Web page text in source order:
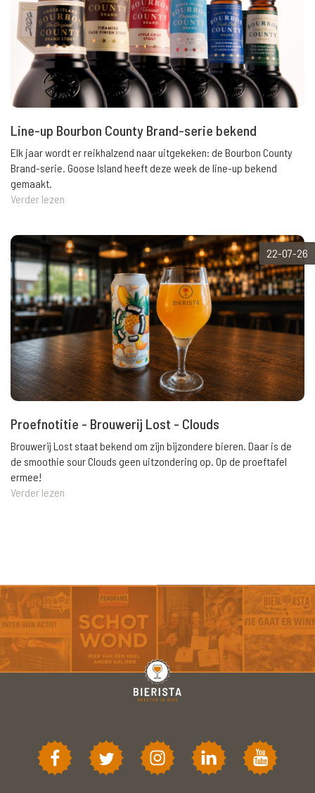
Line-up Bourbon County Brand-serie bekend
Elk jaar wordt er reikhalzend naar uitgekeken: de Bourbon County
Brand-serie. Goose Island heeft deze week de line-up bekend
gemaakt.
Verder lezen
22-07-26
Proefnotitie - Brouwerij Lost - Clouds
Brouwerij Lost staat bekend om zijn bijzondere bieren. Daar is de
de smoothie sour Clouds geen uitzondering op. Op de proeftafel
ermee!
Verder lezen